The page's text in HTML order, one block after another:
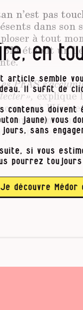
n’est pas
dans son
à tout
3M établit un
PFAS
»,explique
cancer à
ans que
domaine, il
chez les
âgées de
est la
en
article semble
Il suffit de
contenus
jaune) vous
jours, sans
si vous
pourrez
Je découvre